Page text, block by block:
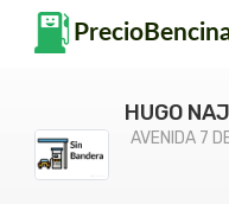
HUGO
AVENIDA 7